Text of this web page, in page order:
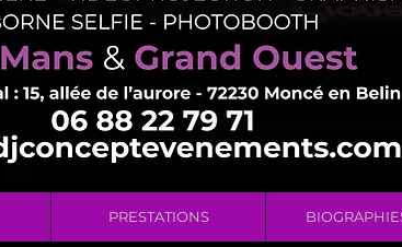
PRESTATIONS